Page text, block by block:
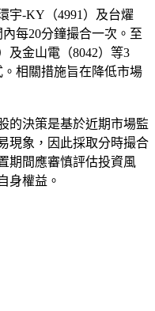
宇-KY（4991）及台燿
內每20分鐘撮合一次。至
及金山電（8042）等3
相關措施旨在降低市場
的決策是基於近期市場監
現象，因此採取分時撮合
期間應審慎評估投資風
身權益。